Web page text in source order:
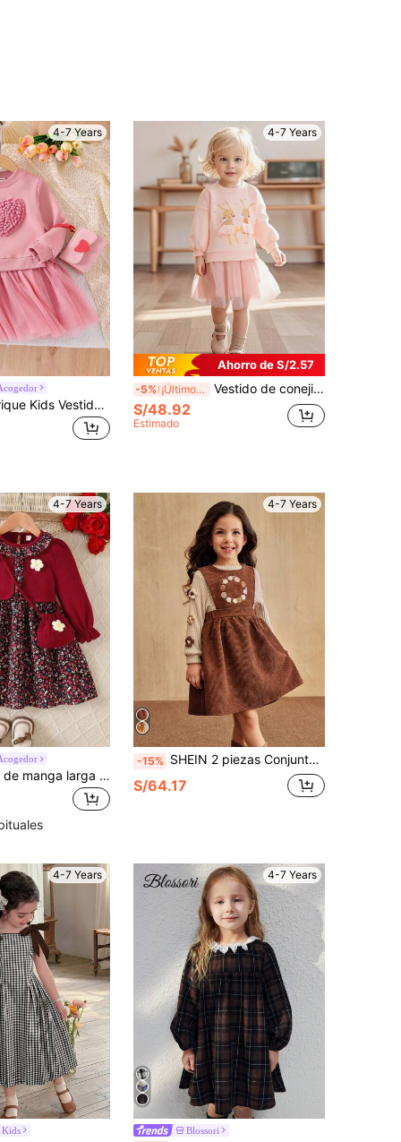
4-7 Years
SHEIN Glamorique Kids Vestido-suéter con patrón de corazón de ganchillo único para niñas, con bajo de malla en contraste, estilo dulce y encantador para otoño, para niña joven
4-7 Years
Ahorro de S/2.57
-5% ¡Últimos 2 días Vestido de conejito rosa claro lindo para niñas - 100% algodón, mangas largas, falda de tul, perfecto para fiestas y regalos de otoño e invierno
S/48.92
Estimado
4-7 Years
Vestido 2 en 1 de manga larga con estampado floral y bajo con volantes para niña joven, otoño/invierno, con bolso en la cintura
4-7 Years
-15% SHEIN 2 piezas Conjunto lindo con top de manga larga de cuello redondo con decoración floral y vestido con tirantes bordados para niña, otoño e invierno
S/64.17
4-7 Years
Kids
4-7 Years
Blossori